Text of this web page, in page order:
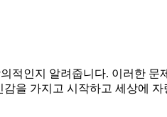
적인지 알려줍니다. 이러한
감을 가지고 시작하고 세상에